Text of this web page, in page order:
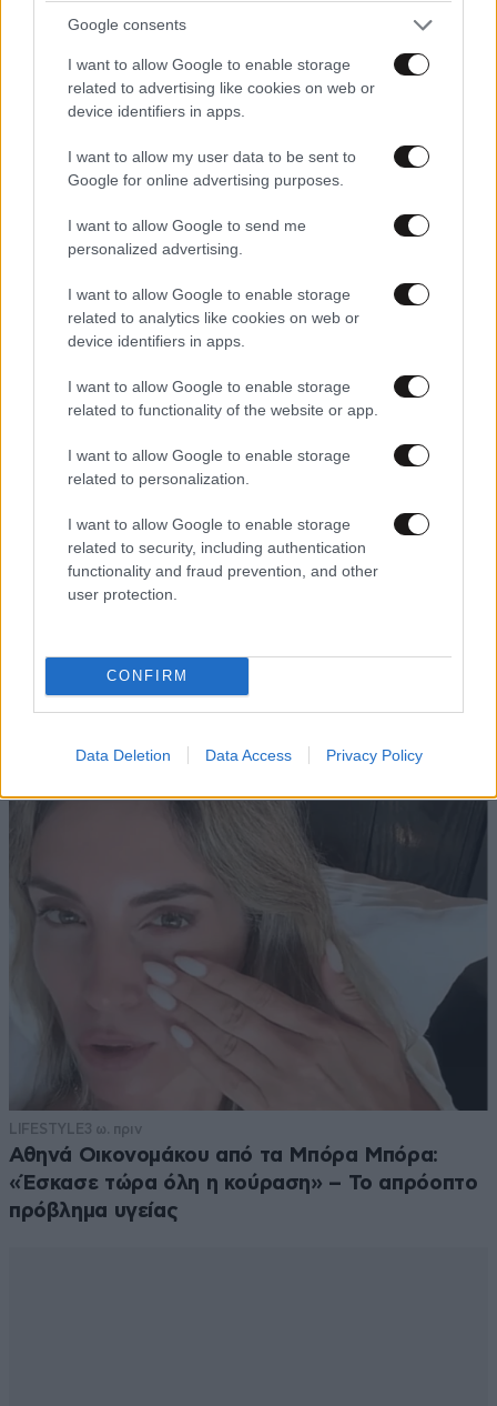
Google consents
I want to allow Google to enable storage
related to advertising like cookies on web or
device identifiers in apps.
I want to allow my user data to be sent to
Google for online advertising purposes.
I want to allow Google to send me
personalized advertising.
I want to allow Google to enable storage
related to analytics like cookies on web or
device identifiers in apps.
I want to allow Google to enable storage
related to functionality of the website or app.
I want to allow Google to enable storage
related to personalization.
I want to allow Google to enable storage
related to security, including authentication
functionality and fraud prevention, and other
user protection.
CONFIRM
Data Deletion Data Access Privacy Policy
ΣΧΌΛΙΑ ΑΝΑΓΝΩΣΤΏΝ
Xαρακτήρες: 0/1000
Διαβάστε και ακολουθήστε τους κανόνες σχολιασμού
TRENDING
LIFESTYLE3 ω. πριν
Αθηνά Οικονομάκου από τα Μπόρα Μπόρα:
«Έσκασε τώρα όλη η κούραση» – Το απρόοπτο
πρόβλημα υγείας